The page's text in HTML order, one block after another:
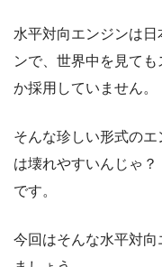
水平対向エンジンは
ンで、世界中を見て
か採用していません。
そんな珍しい形式の
は壊れやすいんじゃ
です。
今回はそんな水平対